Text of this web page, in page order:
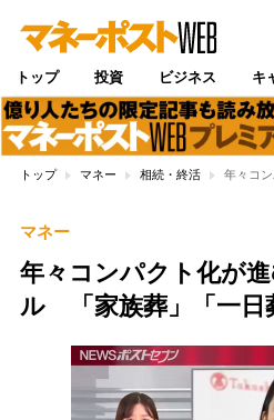
トップ 投資 ビジネス キ
トップ マネー 相続・終活 年々コ
マネー
年々コンパクト化が
ル 「家族葬」「一日